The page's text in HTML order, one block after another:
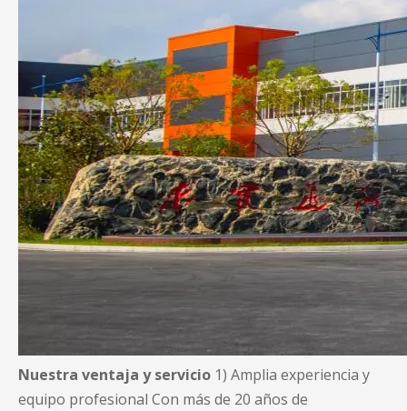
Nuestra ventaja y servicio 1) Amplia experiencia y
equipo profesional Con más de 20 años de